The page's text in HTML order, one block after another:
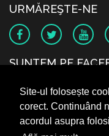
Site-ul folosește
corect. Continuând
acordul asupra
URMĂREŞTE-NE
SUNTEM PE